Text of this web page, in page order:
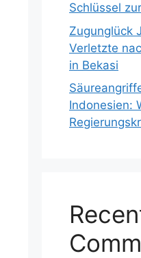
Schlüssel
Zugunglück
Verletzte
in Bekasi
Indonesien: